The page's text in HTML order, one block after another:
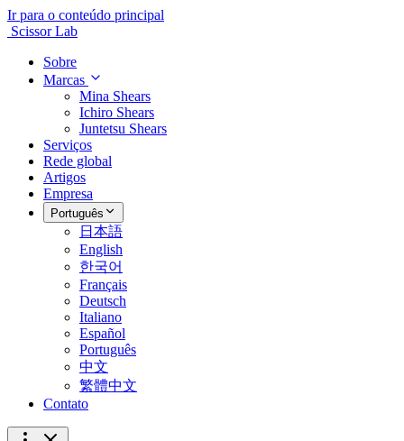
Ir para o conteúdo principal
Scissor Lab
Sobre
Marcas
Mina Shears
Ichiro Shears
Juntetsu Shears
Serviços
Rede global
Artigos
Empresa
Português
日本語
English
한국어
Français
Deutsch
Italiano
Español
Português
中文
繁體中文
Contato